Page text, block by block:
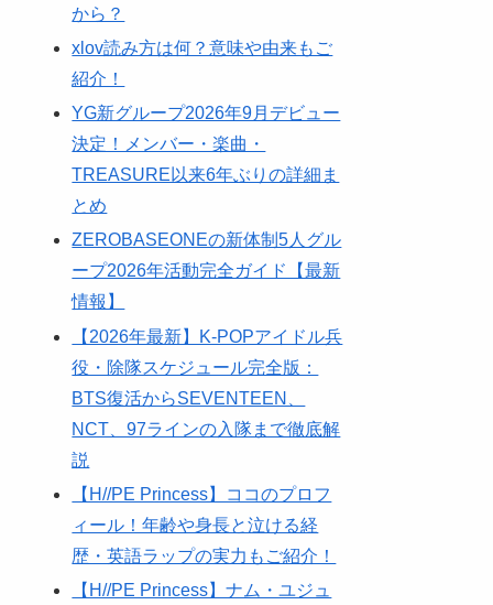
から？
xlov読み方は何？意味や由来もご
紹介！
YG新グループ2026年9月デビュー
決定！メンバー・楽曲・
TREASURE以来6年ぶりの詳細ま
とめ
ZEROBASEONEの新体制5人グル
ープ2026年活動完全ガイド【最新
情報】
​【2026年最新】K-POPアイドル兵
役・除隊スケジュール完全版：
BTS復活からSEVENTEEN、
NCT、97ラインの入隊まで徹底解
説
​【H//PE Princess】ココのプロフ
ィール！年齢や身長と泣ける経
歴・英語ラップの実力もご紹介！
​【H//PE Princess】ナム・ユジュ